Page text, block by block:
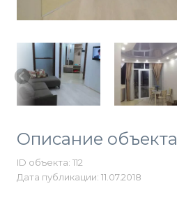
Описание объекта
ID объекта: 112
Дата публикации: 11.07.2018